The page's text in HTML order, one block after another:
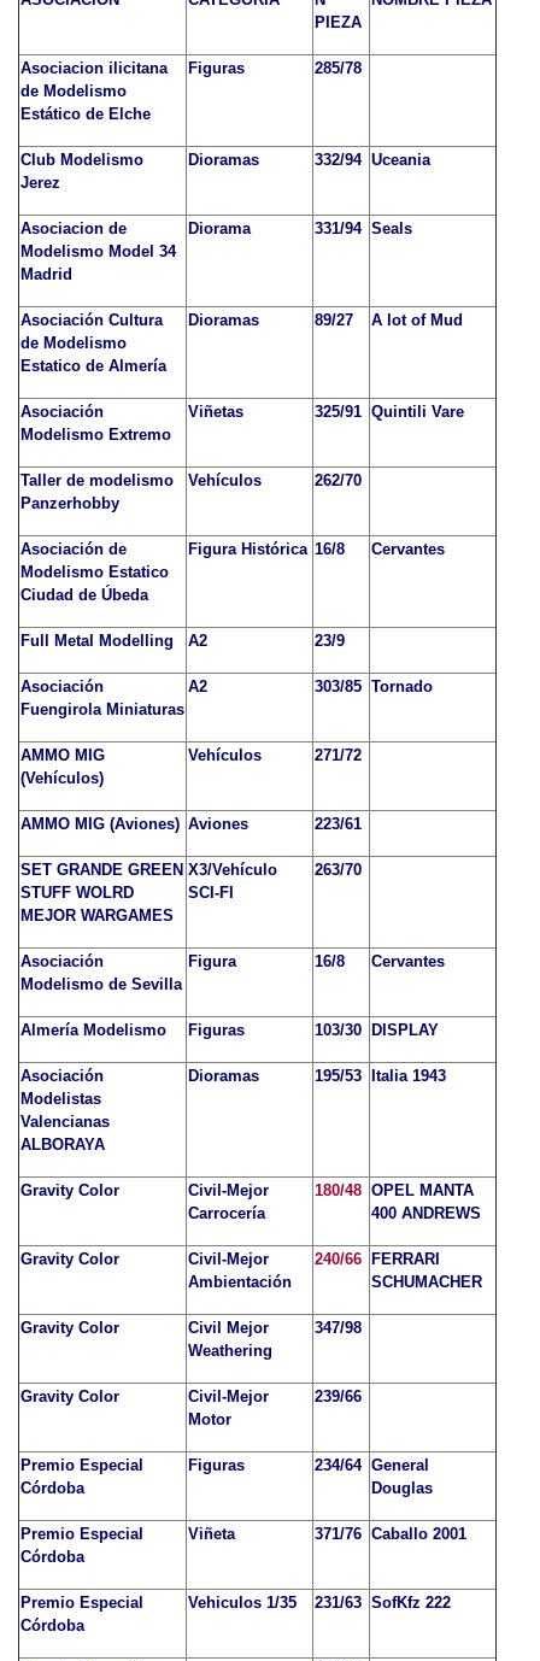
PIEZA
Asociacion ilicitana
de Modelismo
Estático de Elche
Figuras 285/78
Club Modelismo
Jerez
Dioramas 332/94 Uceania
Asociacion de
Modelismo Model 34
Madrid
Diorama 331/94 Seals
Asociación Cultura
de Modelismo
Estatico de Almería
Dioramas 89/27 A lot of Mud
Asociación
Modelismo Extremo
Viñetas 325/91 Quintili Vare
Taller de modelismo
Panzerhobby
Vehículos 262/70
Asociación de
Modelismo Estatico
Ciudad de Úbeda
Figura Histórica 16/8 Cervantes
Full Metal Modelling A2 23/9
Asociación
Fuengirola Miniaturas
A2 303/85 Tornado
AMMO MIG
(Vehículos)
Vehículos 271/72
AMMO MIG (Aviones) Aviones 223/61
SET GRANDE GREEN
STUFF WOLRD
MEJOR WARGAMES
X3/Vehículo
SCI-FI
263/70
Asociación
Modelismo de Sevilla
Figura 16/8 Cervantes
Almería Modelismo Figuras 103/30 DISPLAY
Asociación
Modelistas
Valencianas
ALBORAYA
Dioramas 195/53 Italia 1943
Gravity Color
Civil-Mejor
Carrocería
180/48 OPEL MANTA
400 ANDREWS
Gravity Color
Civil-Mejor
Ambientación
240/66
FERRARI
SCHUMACHER
Gravity Color
Civil Mejor
Weathering
347/98
Gravity Color
Civil-Mejor
Motor
239/66
Premio Especial
Córdoba
Figuras 234/64 General
Douglas
Premio Especial
Córdoba
Viñeta 371/76 Caballo 2001
Premio Especial
Córdoba
Vehiculos 1/35 231/63 SofKfz 222